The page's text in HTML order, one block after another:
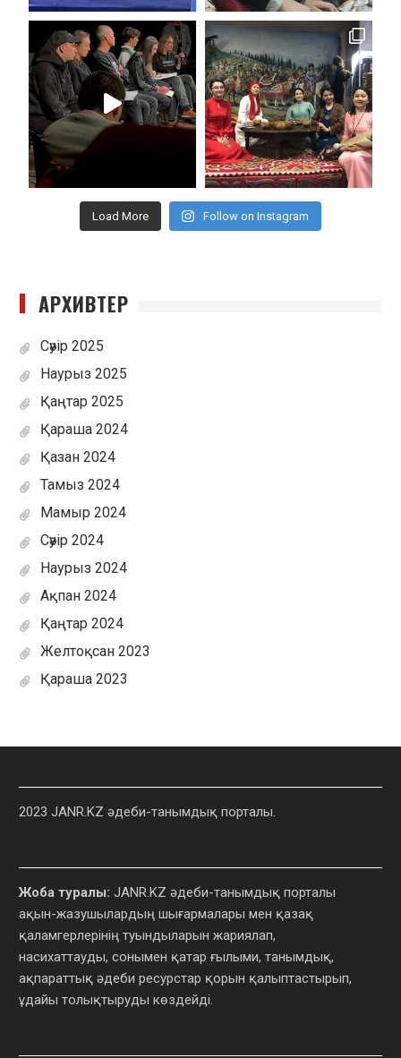
Load More Follow on Instagram
АРХИВТЕР
Сәуір 2025
Наурыз 2025
Қаңтар 2025
Қараша 2024
Қазан 2024
Тамыз 2024
Мамыр 2024
Сәуір 2024
Наурыз 2024
Ақпан 2024
Қаңтар 2024
Желтоқсан 2023
Қараша 2023
2023 JANR.KZ әдеби-танымдық порталы.
Жоба туралы: JANR.KZ әдеби-танымдық порталы
ақын-жазушылардың шығармалары мен қазақ
қаламгерлерінің туындыларын жариялап,
насихаттауды, сонымен қатар ғылыми, танымдық,
ақпараттық әдеби ресурстар қорын қалыптастырып,
ұдайы толықтыруды көздейді.